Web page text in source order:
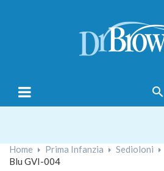

navigazione
☰
Home Prima Infanzia Sedioloni
Blu GVI-004